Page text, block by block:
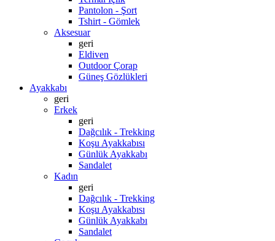
Pantolon - Şort
Tshirt - Gömlek
Aksesuar
geri
Eldiven
Outdoor Çorap
Güneş Gözlükleri
Ayakkabı
geri
Erkek
geri
Dağcılık - Trekking
Koşu Ayakkabısı
Günlük Ayakkabı
Sandalet
Kadın
geri
Dağcılık - Trekking
Koşu Ayakkabısı
Günlük Ayakkabı
Sandalet